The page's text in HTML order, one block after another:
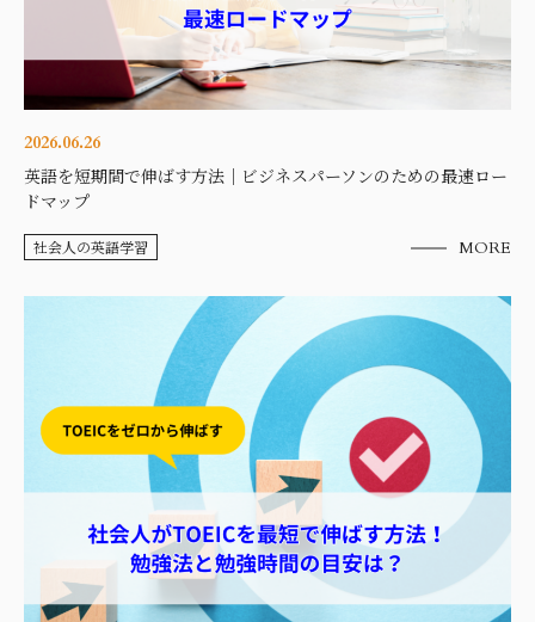
2026.06.26
英語を短期間で伸ばす方法｜ビジネスパーソンのための最速ロー
ドマップ
社会人の英語学習 MORE